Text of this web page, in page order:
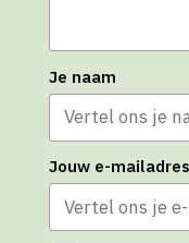
Je naam
Jouw e-mailadres